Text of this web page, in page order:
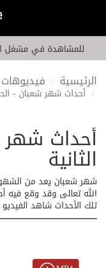
للمشاهدة في مشغل
الرئيسية
أحداث شهر شعبان -
أحداث شهر
الثانية
شهر شعبان يعد من
الله تعالى وقد وقع فيه
تلك الأحداث شاهد